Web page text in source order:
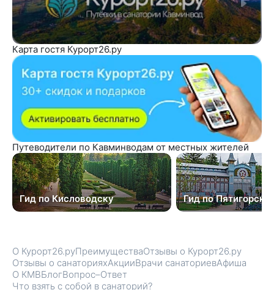
Карта гостя Курорт26.ру
Путеводители по Кавминводам от местных жителей
Гид по Кисловодску Гид по Пятигорску
О Курорт26.руПреимуществаОтзывы о Курорт26.ру
Отзывы о санаторияхАкцииВрачи санаториевАфиша
О КМВБлогВопрос–Ответ
Что взять с собой в санаторий?